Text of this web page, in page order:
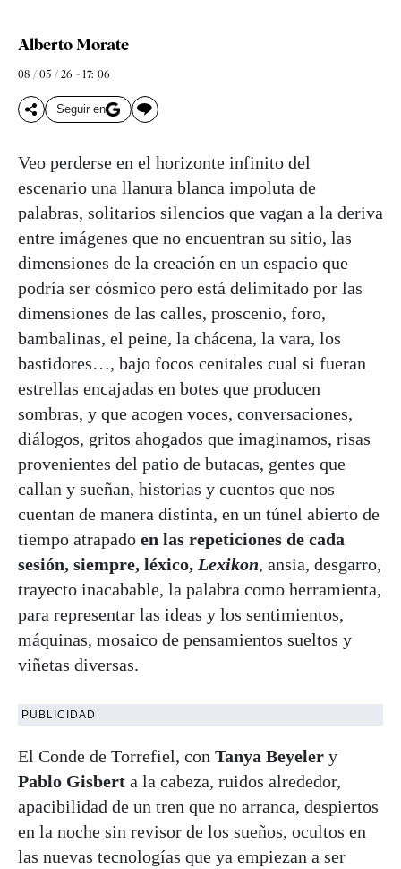
Alberto Morate
08 / 05 / 26 - 17: 06
Seguir en
Veo perderse en el horizonte infinito del
escenario una llanura blanca impoluta de
palabras, solitarios silencios que vagan a la deriva
entre imágenes que no encuentran su sitio, las
dimensiones de la creación en un espacio que
podría ser cósmico pero está delimitado por las
dimensiones de las calles, proscenio, foro,
bambalinas, el peine, la chácena, la vara, los
bastidores…, bajo focos cenitales cual si fueran
estrellas encajadas en botes que producen
sombras, y que acogen voces, conversaciones,
diálogos, gritos ahogados que imaginamos, risas
provenientes del patio de butacas, gentes que
callan y sueñan, historias y cuentos que nos
cuentan de manera distinta, en un túnel abierto de
tiempo atrapado en las repeticiones de cada
sesión, siempre, léxico, Lexikon, ansia, desgarro,
trayecto inacabable, la palabra como herramienta,
para representar las ideas y los sentimientos,
máquinas, mosaico de pensamientos sueltos y
viñetas diversas.
PUBLICIDAD
El Conde de Torrefiel, con Tanya Beyeler y
Pablo Gisbert a la cabeza, ruidos alrededor,
apacibilidad de un tren que no arranca, despiertos
en la noche sin revisor de los sueños, ocultos en
las nuevas tecnologías que ya empiezan a ser